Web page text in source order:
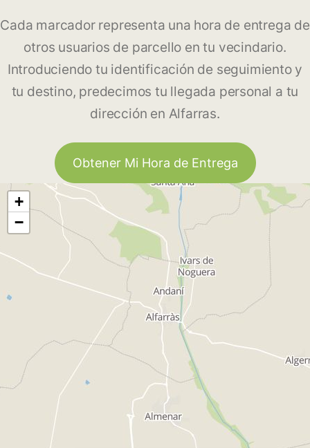
Cada marcador representa una hora de entrega de
otros usuarios de parcello en tu vecindario.
Introduciendo tu identificación de seguimiento y
tu destino, predecimos tu llegada personal a tu
dirección en Alfarras.
Obtener Mi Hora de Entrega
+
−